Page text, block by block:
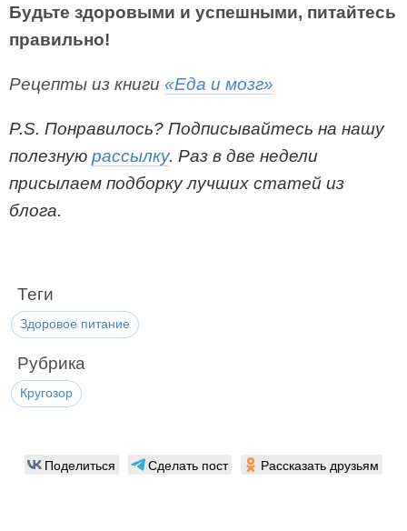
Будьте здоровыми и успешными, питайтесь
правильно!
Рецепты из книги «Еда и мозг»
P.S. Понравилось? Подписывайтесь на нашу
полезную рассылку. Раз в две недели
присылаем подборку лучших статей из
блога.
Теги
Здоровое питание
Рубрика
Кругозор
Поделиться Сделать пост Рассказать друзьям